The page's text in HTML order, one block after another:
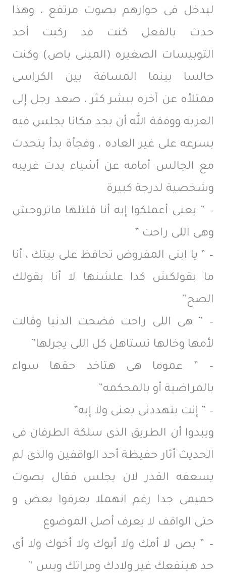
ليدخل فى حوارهم بصوت مرتفع ، وهذا
حدث بالفعل كنت قد ركبت أحد
التوبيسات الصغيره (المينى باص) وكنت
حالسا بينما المسافة بين الكراسى
ممتلأه عن آخره ببشر كثر ، صعد رجل إلى
العربه ووفقة الله أن يجد مكانا يجلس فيه
بسرعه على غير العاده ، وفجأة بدأ يتحدث
مع الجالس أمامه عن أشياء بدت غريبه
وشخصية لدرجة كبيرة
– ” يعنى أعملكوا إيه أنا قلتلها ماتروحش
وهى اللى راحت ”
– ” يا ابنى المفروض تحافظ على بيتك ، أنا
ما بقولكش كدا علشنها لا أنا بقولك
الصح”
– ” هى اللى راحت فضحت الدنيا وقالت
لأمها وخالها تستاهل كل اللى يجرلها”
– ” عموما هى هتاخد حقها سواء
بالمراضية أو بالمحكمه”
– ” إنت بتهددنى يعنى ولا إيه”
ويبدوا أن الطريق الذى سلكة الطرفان فى
الحديث أثار حفيظة أحد الواقفين والذى لم
يسعفه القدر لان يجلس فقال بصوت
حميمى جدا رغم انهملا يعرفوا بعض و
حتى الواقف لا يعرف أصل الموضوع
– ” بص لا أمك ولا أبوك ولا أخوك ولا أى
حد هينفعك غير ولادك ومراتك وبس ”